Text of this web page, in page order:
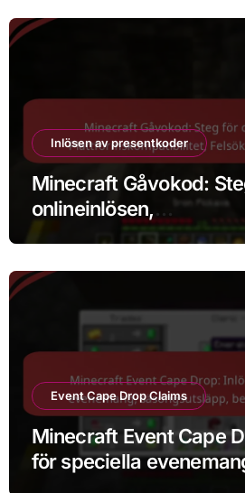
Inlösen av presentkoder
Minecraft Gåvokod:
onlineinlösen,
Event Cape Drop Claims
Minecraft Event Cape
för speciella